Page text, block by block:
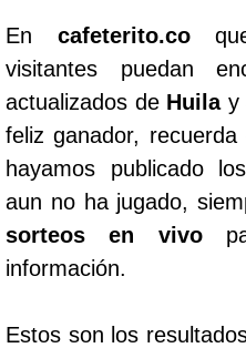
En cafeterito.co
visitantes puedan
actualizados de Huilay
feliz ganador,
hayamos publicado
aun no ha jugado,
sorteos en vivo
información.
Estos son los